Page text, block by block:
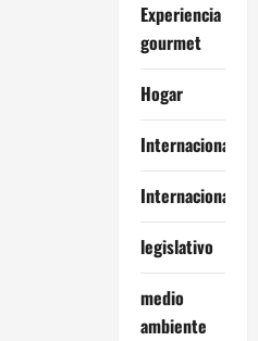
Experiencia
gourmet
Hogar
Internacional
Internacionales
legislativo
medio
ambiente